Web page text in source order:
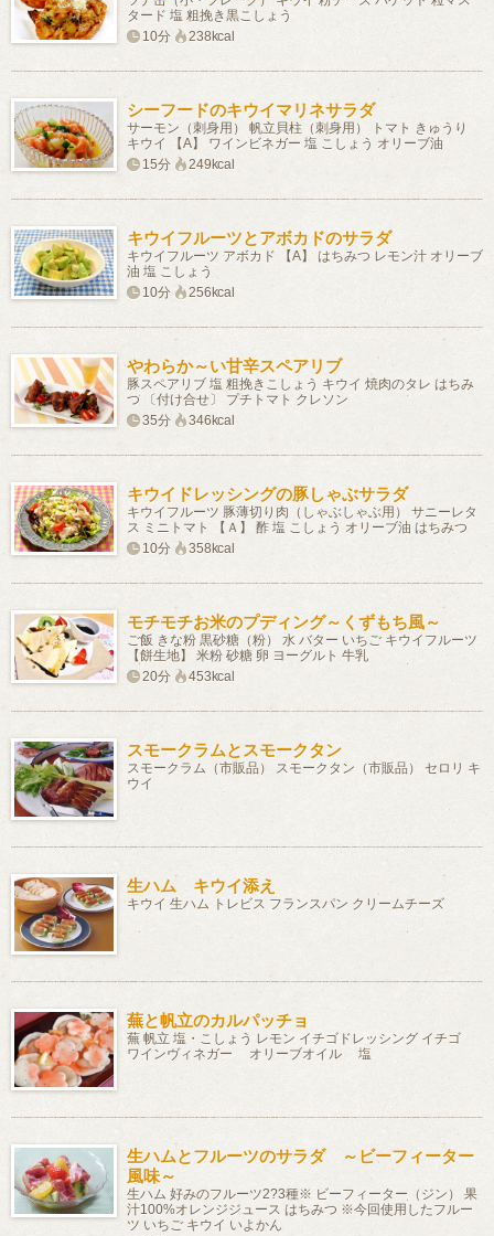
タード 塩 粗挽き黒こしょう
10分
238kcal
シーフードのキウイマリネサラダ
サーモン（刺身用） 帆立貝柱（刺身用） トマト きゅうり
キウイ 【A】 ワインビネガー 塩 こしょう オリーブ油
15分
249kcal
キウイフルーツとアボカドのサラダ
キウイフルーツ アボカド 【A】 はちみつ レモン汁 オリーブ
油 塩 こしょう
10分
256kcal
やわらか～い甘辛スペアリブ
豚スペアリブ 塩 粗挽きこしょう キウイ 焼肉のタレ はちみ
つ 〔付け合せ〕 プチトマト クレソン
35分
346kcal
キウイドレッシングの豚しゃぶサラダ
キウイフルーツ 豚薄切り肉（しゃぶしゃぶ用） サニーレタ
ス ミニトマト 【Ａ】 酢 塩 こしょう オリーブ油 はちみつ
10分
358kcal
モチモチお米のプディング～くずもち風～
ご飯 きな粉 黒砂糖（粉） 水 バター いちご キウイフルーツ
【餅生地】 米粉 砂糖 卵 ヨーグルト 牛乳
20分
453kcal
スモークラムとスモークタン
スモークラム（市販品） スモークタン（市販品） セロリ キ
ウイ
生ハム キウイ添え
キウイ 生ハム トレビス フランスパン クリームチーズ
蕪と帆立のカルパッチョ
蕪 帆立 塩・こしょう レモン イチゴドレッシング イチゴ
ワインヴィネガー オリーブオイル 塩
生ハムとフルーツのサラダ ～ビーフィーター
風味～
生ハム 好みのフルーツ2?3種※ ビーフィーター（ジン） 果
汁100%オレンジジュース はちみつ ※今回使用したフルー
ツ いちご キウイ いよかん